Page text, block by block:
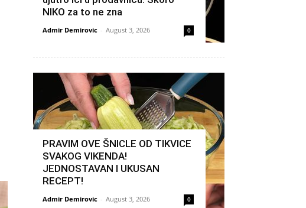
NIKO za to ne zna
Admir Demirovic - August 3, 2026 0
PRAVIM OVE ŠNICLE OD TIKVICE
SVAKOG VIKENDA!
JEDNOSTAVAN I UKUSAN
RECEPT!
Admir Demirovic - August 3, 2026 0